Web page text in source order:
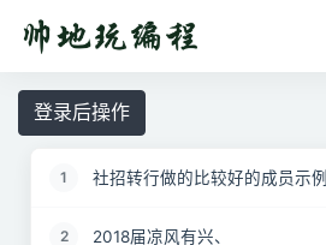
登录后操作
1 社招转行做的比较好的成员示例
2 2018届凉风有兴、